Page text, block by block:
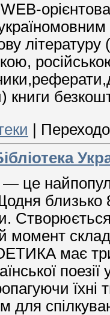
WEB-
літературу (
,
,реферати,
книги
близько
момент
має